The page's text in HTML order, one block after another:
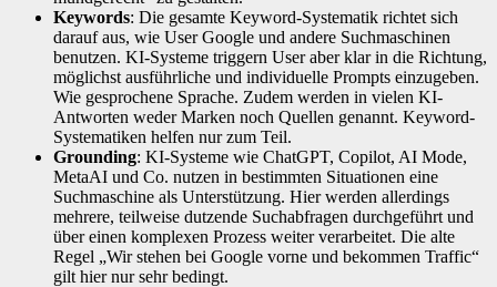
Keywords: Die gesamte Keyword-Systematik richtet sich
darauf aus, wie User Google und andere Suchmaschinen
benutzen. KI-Systeme triggern User aber klar in die Richtung,
möglichst ausführliche und individuelle Prompts einzugeben.
Wie gesprochene Sprache. Zudem werden in vielen KI-
Antworten weder Marken noch Quellen genannt. Keyword-
Systematiken helfen nur zum Teil.
Grounding: KI-Systeme wie ChatGPT, Copilot, AI Mode,
MetaAI und Co. nutzen in bestimmten Situationen eine
Suchmaschine als Unterstützung. Hier werden allerdings
mehrere, teilweise dutzende Suchabfragen durchgeführt und
über einen komplexen Prozess weiter verarbeitet. Die alte
Regel „Wir stehen bei Google vorne und bekommen Traffic“
gilt hier nur sehr bedingt.